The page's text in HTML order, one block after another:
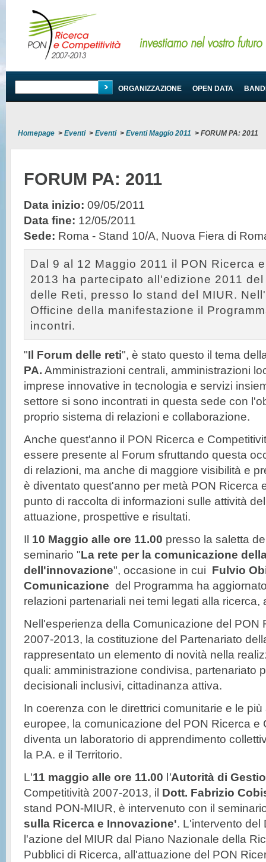
PROGRAMMA ORGANIZZAZIONE OPEN DATA
Homepage > Eventi> Eventi> Eventi Maggio 2011 > FORUM PA: 2011
FORUM PA: 2011
Data inizio: 09/05/2011
Data fine: 12/05/2011
Sede: Roma - Stand 10/A, Nuova Fiera di
Dal 9 al 12 Maggio 2011 il PON Ricerca
2013 ha partecipato all'edizione 2011
delle Reti, presso lo stand del MIUR.
Officine della manifestazione il
incontri.
"Il Forum delle reti", è stato questo il tema
PA. Amministrazioni centrali, amministrazioni
imprese innovative in tecnologia e servizi
settore si sono incontrati in questa sede con
proprio sistema di relazioni e collaborazione.
Anche quest'anno il PON Ricerca e
essere presente al Forum sfruttando questa
di relazioni, ma anche di maggiore visibilità e
è diventato quest'anno per metà PON Ricerca
punto di raccolta di informazioni sulle attività
attuazione, prospettive e risultati.
Il 10 Maggio alle ore 11.00 presso la saletta
seminario "La rete per la comunicazione
dell'innovazione", occasione in cui Fulvio
Comunicazione del Programma ha
relazioni partenariali nei temi legati alla
Nell'esperienza della Comunicazione del PON
2007-2013, la costituzione del Partenariato
rappresentato un elemento di novità nella
quali: amministrazione condivisa, partenariato
decisionali inclusivi, cittadinanza attiva.
In coerenza con le direttrici comunitarie e le
europee, la comunicazione del PON Ricerca e
diventa un laboratorio di apprendimento
la P.A. e il Territorio.
L'11 maggio alle ore 11.00 l'Autorità di
Competitività 2007-2013, il Dott. Fabrizio
stand PON-MIUR, è intervenuto con il
sulla Ricerca e Innovazione'. L'intervento del
l'azione del MIUR dal Piano Nazionale della
Pubblici di Ricerca, all'attuazione del PON